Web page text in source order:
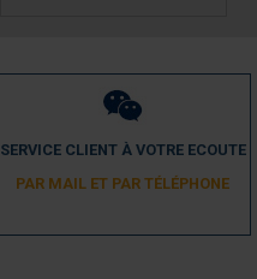
SERVICE CLIENT À VOTRE ECOUTE
PAR MAIL ET PAR TÉLÉPHONE